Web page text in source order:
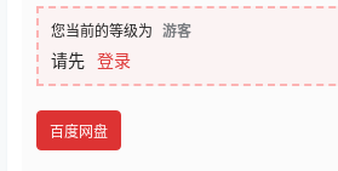
您当前的等级为 游客
请先 登录
百度网盘